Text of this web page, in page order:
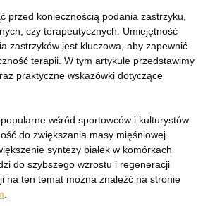
przed koniecznością podania zastrzyku,
czy terapeutycznych. Umiejętność
zastrzyków jest kluczowa, aby zapewnić
terapii. W tym artykule przedstawimy
praktyczne wskazówki dotyczące
wśród sportowców i kulturystów
do zwiększania masy mięśniowej.
syntezy białek w komórkach
do szybszego wzrostu i regeneracji
na ten temat można znaleźć na stronie